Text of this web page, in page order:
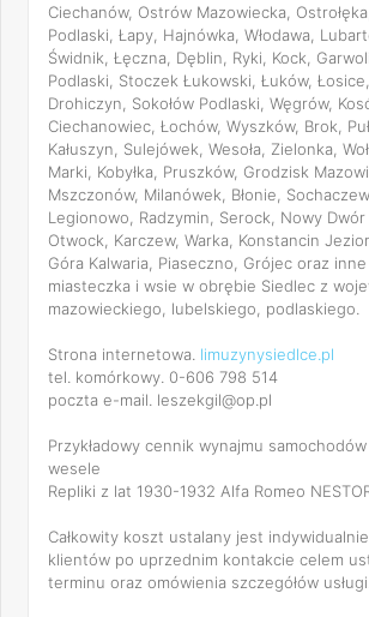
Ciechanów, Ostrów Mazowiecka,
Podlaski, Łapy, Hajnówka, Włodawa,
Świdnik, Łęczna, Dęblin, Ryki, Kock,
Podlaski, Stoczek Łukowski, Łuków,
Drohiczyn, Sokołów Podlaski, Węgrów,
Ciechanowiec, Łochów, Wyszków, Brok,
Kałuszyn, Sulejówek, Wesoła, Zielonka,
Marki, Kobyłka, Pruszków, Grodzisk
Mszczonów, Milanówek, Błonie,
Legionowo, Radzymin, Serock, Nowy Dwór
Otwock, Karczew, Warka, Konstancin
Góra Kalwaria, Piaseczno, Grójec oraz
miasteczka i wsie w obrębie Siedlec z
mazowieckiego, lubelskiego, podlaskiego.
Strona internetowa. limuzynysiedlce.pl
tel. komórkowy. 0-606 798 514
poczta e-mail. leszekgil@op.pl
Przykładowy cennik wynajmu
wesele
Repliki z lat 1930-1932 Alfa Romeo
Całkowity koszt ustalany jest
klientów po uprzednim kontakcie celem
terminu oraz omówienia szczegółów usługi.